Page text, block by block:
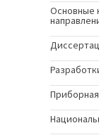
Основные